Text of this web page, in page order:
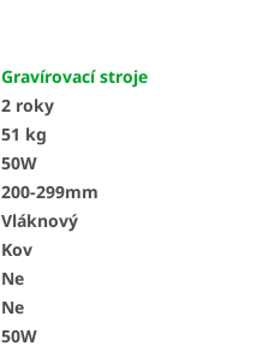
Gravírovací stroje
2 roky
51 kg
50W
200-299mm
Vláknový
Kov
Ne
Ne
50W